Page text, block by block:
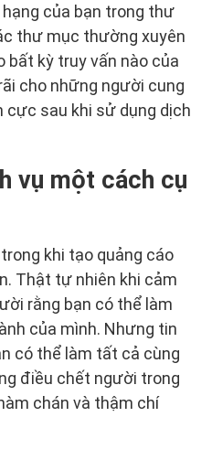
của bạn trong thư
thư mục thường xuyên
bất kỳ truy vấn nào của
cho những người cung
cực sau khi sử dụng dịch
vụ một cách cụ
khi tạo quảng cáo
Thật tự nhiên khi cảm
rằng bạn có thể làm
của mình. Nhưng tin
có thể làm tất cả cùng
điều chết người trong
chán và thậm chí